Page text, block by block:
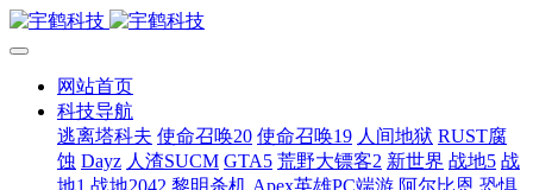
网站首页
科技导航
逃离塔科夫 使命召唤20 使命召唤19 人间地狱 RUST腐
蚀 Dayz 人渣SUCM GTA5 荒野大镖客2 新世界 战地5 战
地1 战地2042 黎明杀机 Apex英雄PC端游 阿尔比恩 恐惧